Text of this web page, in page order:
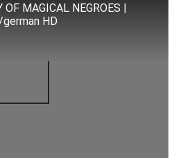
MAGICAL NEGROES |
HD